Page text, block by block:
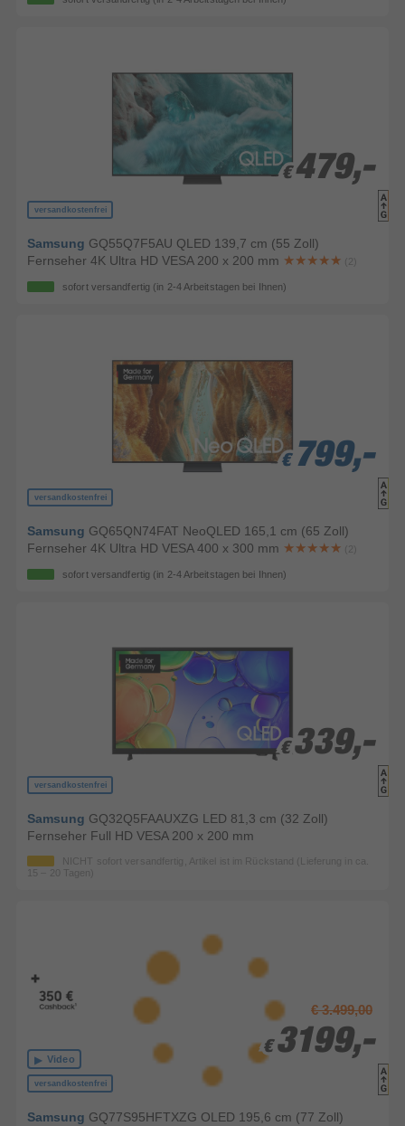
versandkostenfrei
€ 479,-
€ 479,-
Samsung GQ55Q7F5AU QLED 139,7 cm (55 Zoll)
Fernseher 4K Ultra HD VESA 200 x 200 mm
(2)
sofort versandfertig (in 2-4 Arbeitstagen bei Ihnen)
versandkostenfrei
€ 799,-
€ 799,-
€ 799,-
Samsung GQ65QN74FAT NeoQLED 165,1 cm (65 Zoll)
Fernseher 4K Ultra HD VESA 400 x 300 mm
(2)
sofort versandfertig (in 2-4 Arbeitstagen bei Ihnen)
versandkostenfrei
€ 339,-
€ 339,-
Samsung GQ32Q5FAAUXZG LED 81,3 cm (32 Zoll)
Fernseher Full HD VESA 200 x 200 mm
NICHT sofort versandfertig, Artikel ist im Rückstand (Lieferung in ca.
15 – 20 Tagen)
versandkostenfrei
Video
€ 3.499,00
€ 3199,-
€ 3199,-
Samsung GQ77S95HFTXZG OLED 195,6 cm (77 Zoll)